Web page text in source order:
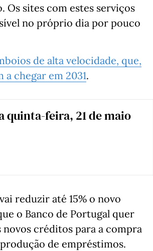
Os sites com estes serviços
no próprio dia por pouco
de alta velocidade, que,
chegar em 2031.
quinta-feira, 21 de maio
reduzir até 15% o novo
o Banco de Portugal quer
créditos para a compra
de empréstimos.